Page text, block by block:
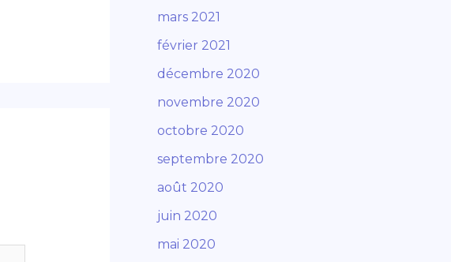
mars 2021
février 2021
décembre 2020
novembre 2020
octobre 2020
septembre 2020
août 2020
juin 2020
mai 2020